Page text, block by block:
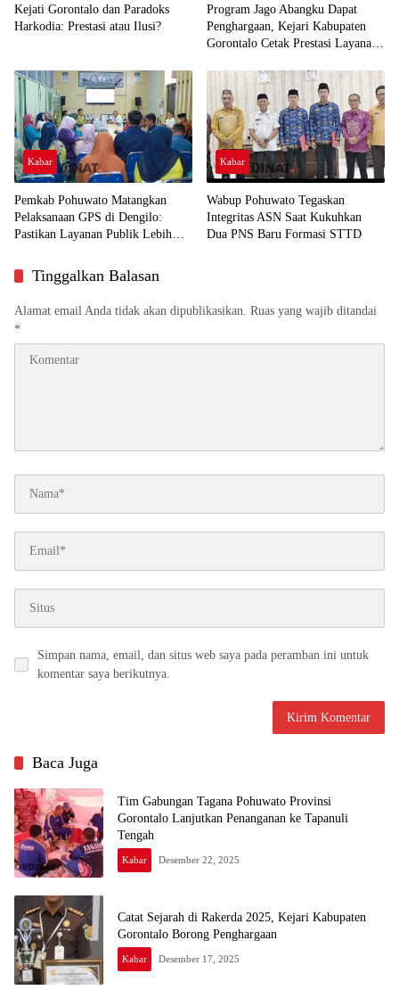
Kejati Gorontalo dan Paradoks
Harkodia: Prestasi atau Ilusi?
Program Jago Abangku Dapat
Penghargaan, Kejari Kabupaten
Gorontalo Cetak Prestasi Layanan
Kabar
Pemkab Pohuwato Matangkan
Pelaksanaan GPS di Dengilo:
Pastikan Layanan Publik Lebih
Kabar
Wabup Pohuwato Tegaskan
Integritas ASN Saat Kukuhkan
Dua PNS Baru Formasi STTD
Tinggalkan Balasan
Alamat email Anda tidak akan dipublikasikan. Ruas yang wajib ditandai
*
Simpan nama, email, dan situs web saya pada peramban ini untuk
komentar saya berikutnya.
Baca Juga
Tim Gabungan Tagana Pohuwato Provinsi
Gorontalo Lanjutkan Penanganan ke Tapanuli
Tengah
Kabar Desember 22, 2025
Catat Sejarah di Rakerda 2025, Kejari Kabupaten
Gorontalo Borong Penghargaan
Kabar Desember 17, 2025